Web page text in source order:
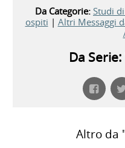
Da Categorie: Studi
ospiti | Altri Messaggi
Da Serie:
Altro da